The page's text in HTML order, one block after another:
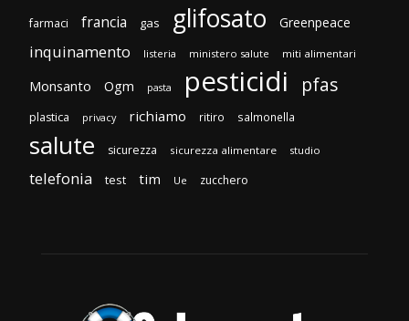
farmaci francia gas glifosato Greenpeace
inquinamento listeria ministero salute miti alimentari
Monsanto Ogm pasta pesticidi pfas
plastica privacy richiamo ritiro salmonella
salute sicurezza sicurezza alimentare studio
telefonia test tim Ue zucchero